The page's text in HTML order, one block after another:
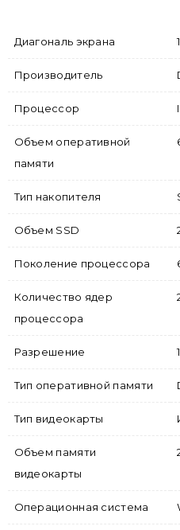
Диагональ экрана
Производитель
Процессор
Объем оперативной
памяти
Тип накопителя
Объем SSD
Поколение процессора
Количество ядер
процессора
Разрешение
Тип оперативной памяти
Тип видеокарты
Объем памяти
видеокарты
Операционная система